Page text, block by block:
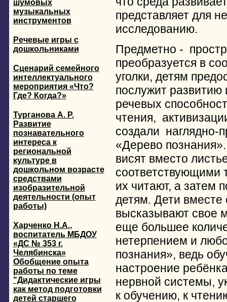
представляет для
исследованию.
Предметно -
преобразуется в
уголки, детям
послужит развитию
речевых
чтения,
создали наглядно-
«Дерево
висят вместо
соответствующими
их читают, а затем
детям. Дети вместе
высказывают свое
еще большее
нетерпением и
познания», ведь
настроение
нервной системы,
к обучению, к
шумовых
музыкальных
инструментов
Речевые игры с
дошкольниками
Сценарий семейного
интеллектуального
мероприятия «Что?
Где? Когда?»
Турганова А. Р.
Развитие
познавательного
интереса к
региональной
культуре в
дошкольном возрасте
средствами
изобразительной
деятельности (опыт
работы)
Харченко Н.А.,
воспитатель МБДОУ
«ДС № 353 г.
Челябинска»
Обобщение опыта
работы по теме
"Дидактические игры
как метод подготовки
детей старшего